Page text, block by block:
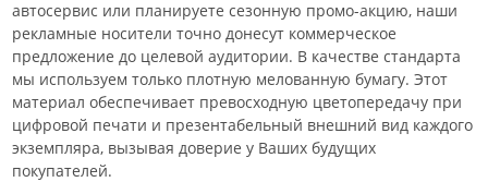
автосервис или планируете сезонную промо-акцию, наши
рекламные носители точно донесут коммерческое
предложение до целевой аудитории. В качестве стандарта
мы используем только плотную мелованную бумагу. Этот
материал обеспечивает превосходную цветопередачу при
цифровой печати и презентабельный внешний вид каждого
экземпляра, вызывая доверие у Ваших будущих
покупателей.